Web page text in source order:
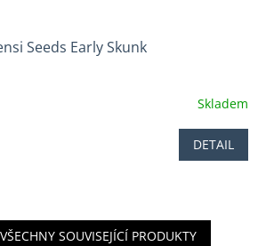
Seeds Early Skunk
Skladem
DETAIL
SOUVISEJÍCÍ PRODUKTY